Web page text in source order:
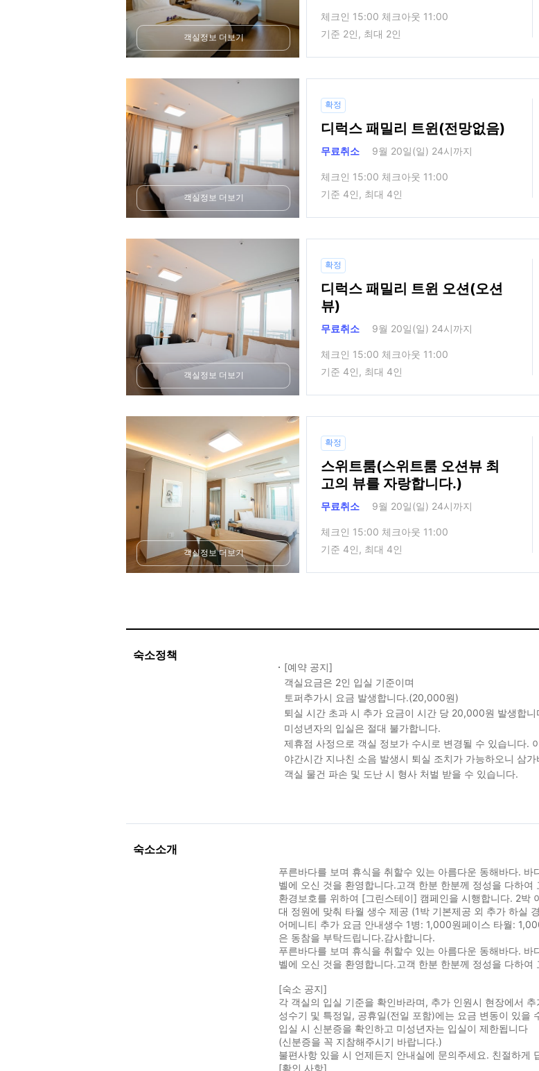
객실정보 더보기
체크인 15:00 체크아웃 11:00
기준 2인, 최대 2인
객실정보 더보기
확정
디럭스 패밀리 트윈(전망없음)
무료취소 9월 20일(일) 24시까지
체크인 15:00 체크아웃 11:00
기준 4인, 최대 4인
객실정보 더보기
확정
디럭스 패밀리 트윈 오션(오션
뷰)
무료취소 9월 20일(일) 24시까지
체크인 15:00 체크아웃 11:00
기준 4인, 최대 4인
객실정보 더보기
확정
스위트룸(스위트룸 오션뷰 최
고의 뷰를 자랑합니다.)
무료취소 9월 20일(일) 24시까지
체크인 15:00 체크아웃 11:00
기준 4인, 최대 4인
숙소정책
[예약 공지]
객실요금은 2인 입실 기준이며
토퍼추가시 요금 발생합니다.(20,000원)
퇴실 시간 초과 시 추가 요금이 시간 당 20,000원 발생합니
미성년자의 입실은 절대 불가합니다.
제휴점 사정으로 객실 정보가 수시로 변경될 수 있습니다.
야간시간 지나친 소음 발생시 퇴실 조치가 가능하오니 삼가
객실 물건 파손 및 도난 시 형사 처벌 받을 수 있습니다.
숙소소개
푸른바다를 보며 휴식을 취할수 있는 아름다운 동해바다.
벨에 오신 것을 환영합니다.고객 한분 한분께 정성을 다하
환경보호를 위하여 [그린스테이] 캠페인을 시행합니다. 2박
대 정원에 맞춰 타월 생수 제공 (1박 기본제공 외 추가 하실
어메니티 추가 요금 안내생수 1병: 1,000원페이스 타월:
은 동참을 부탁드립니다.감사합니다.
푸른바다를 보며 휴식을 취할수 있는 아름다운 동해바다.
벨에 오신 것을 환영합니다.고객 한분 한분께 정성을 다하
[숙소 공지]
각 객실의 입실 기준을 확인바라며, 추가 인원시 현장에서
성수기 및 특정일, 공휴일(전일 포함)에는 요금 변동이 있을
입실 시 신분증을 확인하고 미성년자는 입실이 제한됩니다
(신분증을 꼭 지참해주시기 바랍니다.)
불편사항 있을 시 언제든지 안내실에 문의주세요. 친절하게
[확인 사항]